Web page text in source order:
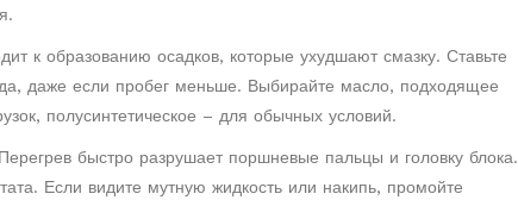
к образованию осадков, которые ухудшают смазку. Ставьте
даже если пробег меньше. Выбирайте масло, подходящее
полусинтетическое – для обычных условий.
быстро разрушает поршневые пальцы и головку блока.
Если видите мутную жидкость или накипь, промойте